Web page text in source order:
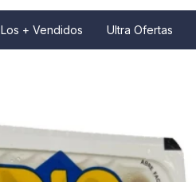
Los + Vendidos Ultra Ofertas